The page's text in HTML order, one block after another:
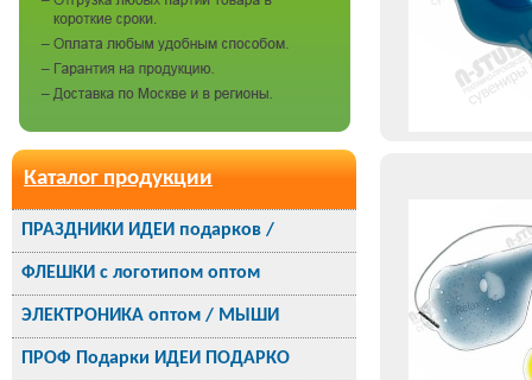
Каталог продукции
ПРАЗДНИКИ ИДЕИ подарков /
ФЛЕШКИ с логотипом оптом
ЭЛЕКТРОНИКА оптом / МЫШИ
ПРОФ Подарки ИДЕИ ПОДАРКО